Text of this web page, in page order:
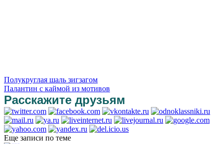
Полукруглая шаль зигзагом
Палантин с каймой из мотивов
Расскажите друзьям
Еще записи по теме